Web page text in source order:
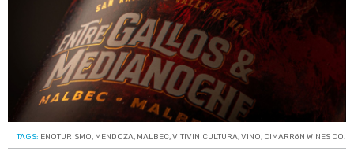
TAGS: ENOTURISMO, MENDOZA, MALBEC,VITIVINICULTURA,VINO, CIMARRóN WINES CO.